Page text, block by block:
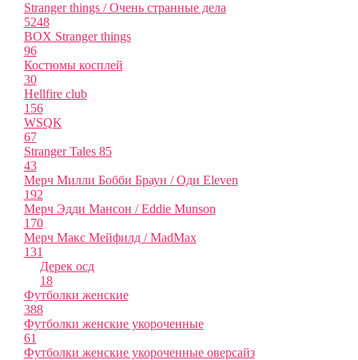
Stranger things / Очень странные дела
5248
BOX Stranger things
96
Костюмы косплей
30
Hellfire club
156
WSQK
67
Stranger Tales 85
43
Мерч Милли Бобби Браун / Оди Eleven
192
Мерч Эдди Мансон / Eddie Munson
170
Мерч Макс Мейфилд / MadMax
131
Дерек осд
18
Футболки женские
388
Футболки женские укороченные
61
Футболки женские укороченные оверсайз